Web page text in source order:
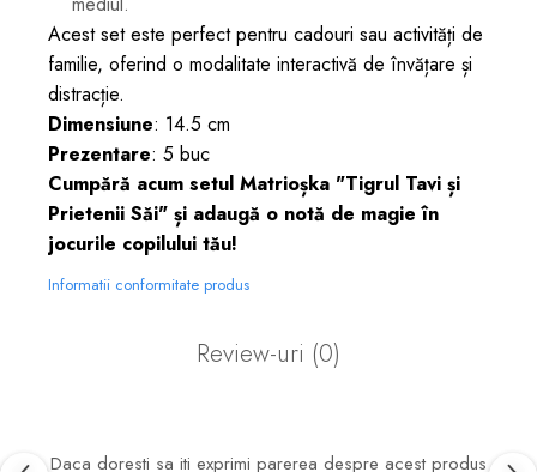
Acest set este perfect pentru cadouri sau activități de
familie, oferind o modalitate interactivă de învățare și
distracție.
Dimensiune: 14.5 cm
Prezentare: 5 buc
Cumpără acum setul Matrioșka "Tigrul Tavi și
Prietenii Săi" și adaugă o notă de magie în
jocurile copilului tău!
Informatii conformitate produs
Review-uri (0)
Daca doresti sa iti exprimi parerea despre acest produs